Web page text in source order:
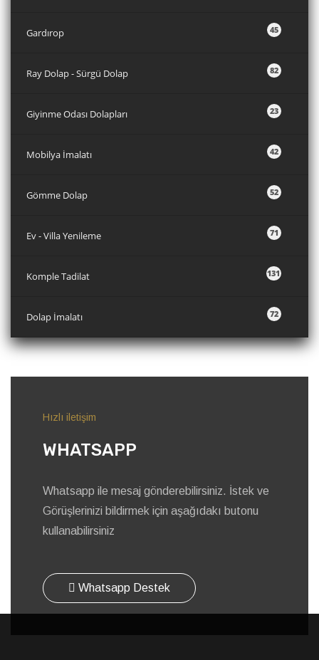
45
Gardırop
82
Ray Dolap - Sürgü Dolap
23
Giyinme Odası Dolapları
42
Mobilya İmalatı
52
Gömme Dolap
71
Ev - Villa Yenileme
131
Komple Tadilat
72
Dolap İmalatı
Hızlı iletişim
WHATSAPP
Whatsapp ile mesaj gönderebilirsiniz. İstek ve
Görüşlerinizi bildirmek için aşağıdakı butonu
kullanabilirsiniz
Whatsapp Destek